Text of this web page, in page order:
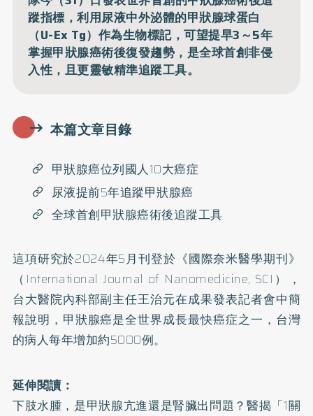
蹤指標，利用尿液中外泌體的甲狀腺球蛋白
（U-Ex Tg）作為生物標記，可望提早3～5年
掌握甲狀腺癌術後復發趨勢，是全球首創非侵
入性，且更靈敏精準追蹤工具。
本篇文章目錄
甲狀腺癌位列國人10大癌症
尿液提前5年追蹤甲狀腺癌
全球首創甲狀腺癌術後追蹤工具
這項研究於2024年5月刊登於《國際奈米醫學期刊》
（International Journal of Nanomedicine, SCI），
台大醫院內科部副主任王治元在成果發表記者會中簡
報說明，甲狀腺癌是全世界成長最快癌症之一，台灣
的病人每年增加約5000例。
延伸閱讀：
下肢水腫，是甲狀腺亢進還是腎臟出問題？醫揭「1關